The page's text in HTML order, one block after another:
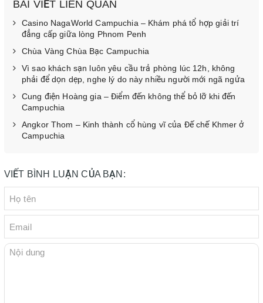
BÀI VIẾT LIÊN QUAN
Casino NagaWorld Campuchia – Khám phá tổ hợp giải trí
đẳng cấp giữa lòng Phnom Penh
Chùa Vàng Chùa Bạc Campuchia
Vì sao khách sạn luôn yêu cầu trả phòng lúc 12h, không
phải để dọn dẹp, nghe lý do này nhiều người mới ngã ngửa
Cung điện Hoàng gia – Điểm đến không thể bỏ lỡ khi đến
Campuchia
Angkor Thom – Kinh thành cổ hùng vĩ của Đế chế Khmer ở
Campuchia
VIẾT BÌNH LUẬN CỦA BẠN: